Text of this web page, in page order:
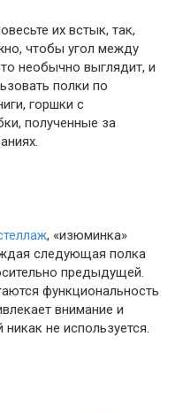
их встык, так,
чтобы угол между
необычно выглядит, и
полки по
горшки с
полученные за
, «изюминка»
следующая полка
предыдущей.
функциональность
внимание и
не используется.